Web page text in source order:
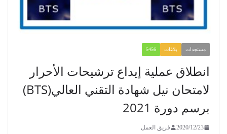
مستجدات بلاغات 5456
انطلاق عملية إيداع ترشيحات الأحرار
لامتحان نيل شهادة التقني العالي(BTS)
برسم دورة 2021
2020/12/23 فريق العمل